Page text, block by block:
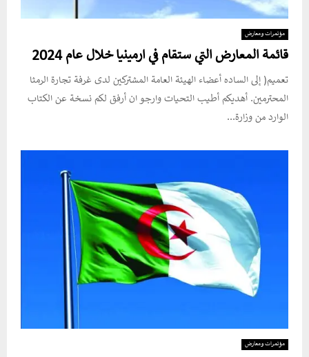
مؤتمرات ومعارض
قائمة المعارض التي ستقام في ارمينيا خلال عام 2024
تعميم( إلى الساده أعضاء الهيئة العامة المشتركين لدى غرفة تجارة الرمثا
المحترمين. أهديكم أطيب التحيات وارجو ان أرفق لكم نسخة عن الكتاب
الوارد من وزارة...
مؤتمرات ومعارض